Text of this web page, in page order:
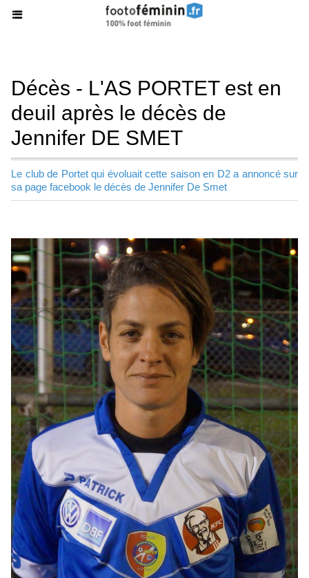
Décès - L'AS PORTET est en
deuil après le décès de
Jennifer DE SMET
Le club de Portet qui évoluait cette saison en D2 a annoncé sur
sa page facebook le décès de Jennifer De Smet